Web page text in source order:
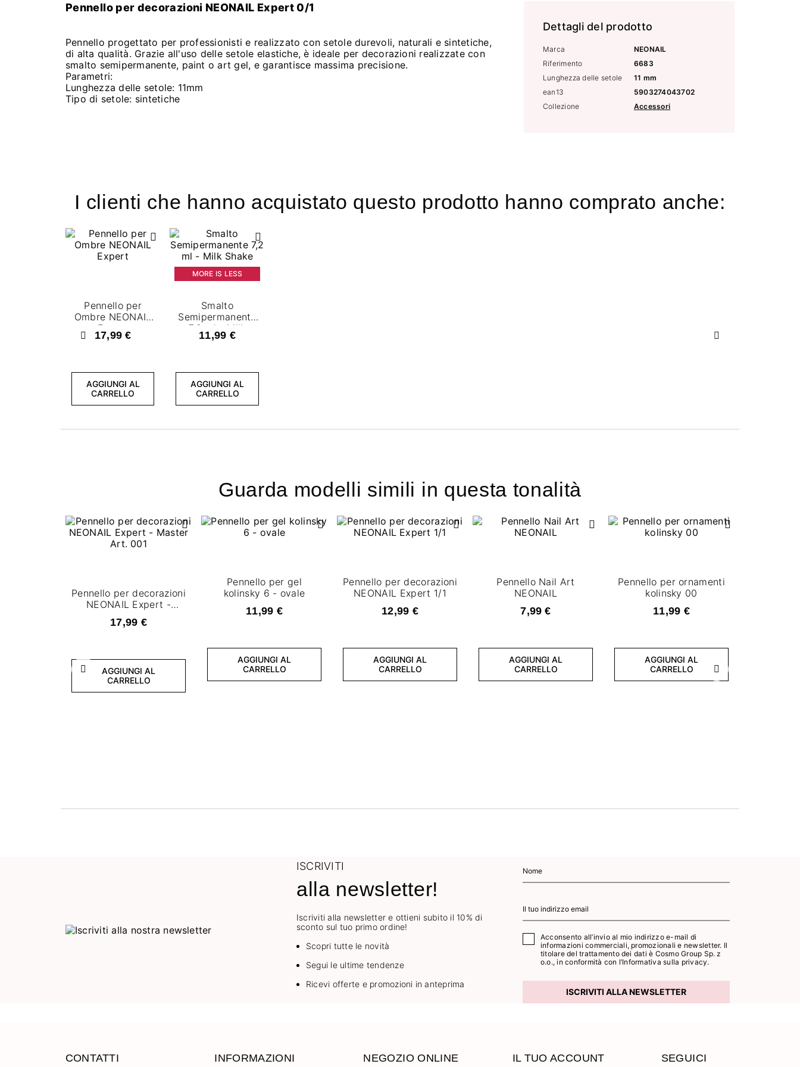
Dettagli del prodotto
Marca
NEONAIL
Riferimento
6683
Lunghezza delle setole
11 mm
ean13
5903274043702
Collezione
Accessori
Pennello per decorazioni NEONAIL Expert 0/1
Pennello progettato per professionisti e realizzato con setole durevoli, naturali e sintetiche,
di alta qualità. Grazie all'uso delle setole elastiche, è ideale per decorazioni realizzate con
smalto semipermanente, paint o art gel, e garantisce massima precisione.
Parametri:
Lunghezza delle setole: 11mm
Tipo di setole: sintetiche
I clienti che hanno acquistato questo prodotto hanno comprato anche:
Precedente Successivo
Pennello per
Ombre NEONAIL
Expert
17,99 €
AGGIUNGI AL
CARRELLO
MORE IS LESS
Smalto
Semipermanente
7,2 ml - Milk
Shake
11,99 €
AGGIUNGI AL
CARRELLO
Guarda modelli simili in questa tonalità
Precedente Successivo
Pennello per decorazioni
NEONAIL Expert -
17,99 €
AGGIUNGI AL
CARRELLO
Pennello per gel
kolinsky 6 - ovale
11,99 €
AGGIUNGI AL
CARRELLO
Pennello per decorazioni
NEONAIL Expert 1/1
12,99 €
AGGIUNGI AL
CARRELLO
Pennello Nail Art
NEONAIL
7,99 €
AGGIUNGI AL
CARRELLO
Pennello per ornamenti
kolinsky 00
11,99 €
AGGIUNGI AL
CARRELLO
ISCRIVITI
alla newsletter!
Iscriviti alla newsletter e ottieni subito il 10% di
sconto sul tuo primo ordine!
Scopri tutte le novità
Segui le ultime tendenze
Ricevi offerte e promozioni in anteprima
Acconsento all’invio al mio indirizzo e-mail di
informazioni commerciali, promozionali e newsletter. Il
titolare del trattamento dei dati è Cosmo Group Sp. z
o.o., in conformità con l’Informativa sulla privacy.
ISCRIVITI ALLA NEWSLETTER
CONTATTI INFORMAZIONI NEGOZIO ONLINE IL TUO ACCOUNT SEGUICI